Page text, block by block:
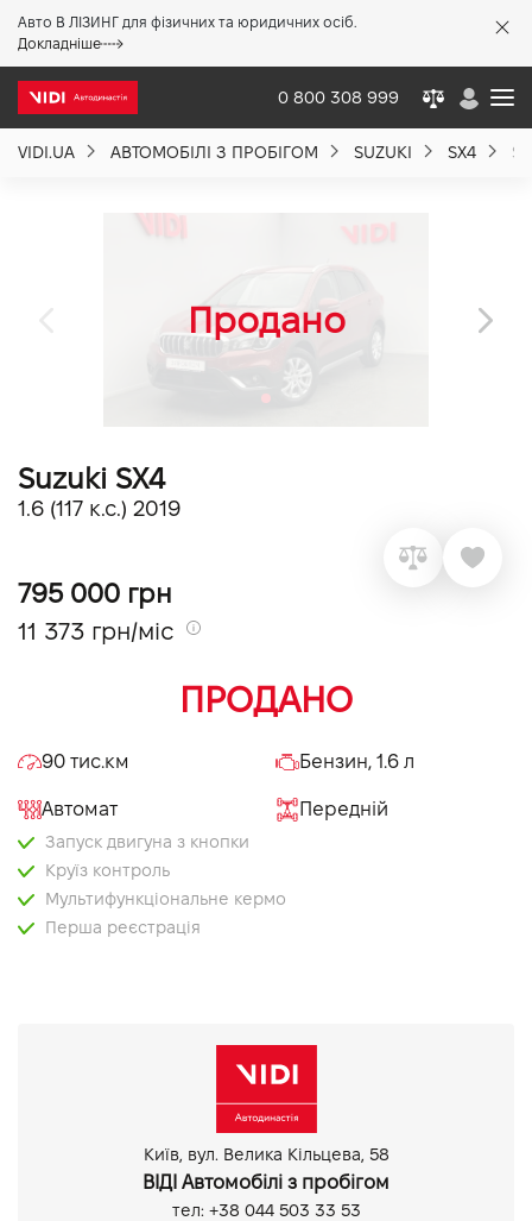
Авто В ЛІЗИНГ для фізичних та юридичних осіб.
Докладніше
0 800 308 999
VIDI.UA АВТОМОБІЛІ З ПРОБІГОМ SUZUKI SX4
Suzuki SX4
1.6 (117 к.с.) 2019
795 000 грн
11 373 грн/міс
ПРОДАНО
90 тис.км Бензин, 1.6 л
Автомат Передній
Запуск двигуна з кнопки
Круїз контроль
Мультифункціональне кермо
Перша реєстрація
Підрульові пелюстки перемикання передач
Київ, вул. Велика Кільцева, 58
ВІДІ Автомобілі з пробігом
тел: +38 044 503 33 53
Вакансії
Контакти
Підпишись на наш канал та слідкуй за